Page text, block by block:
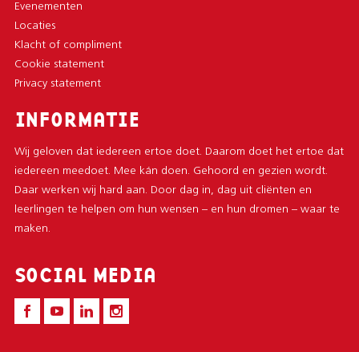
Evenementen
Locaties
Klacht of compliment
Cookie statement
Privacy statement
INFORMATIE
Wij geloven dat iedereen ertoe doet. Daarom doet het ertoe dat
iedereen meedoet. Mee kán doen. Gehoord en gezien wordt.
Daar werken wij hard aan. Door dag in, dag uit cliënten en
leerlingen te helpen om hun wensen – en hun dromen – waar te
maken.
SOCIAL MEDIA